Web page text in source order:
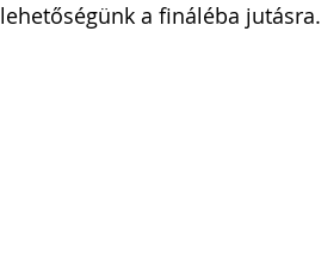
lehetőségünk a fináléba jutásra.